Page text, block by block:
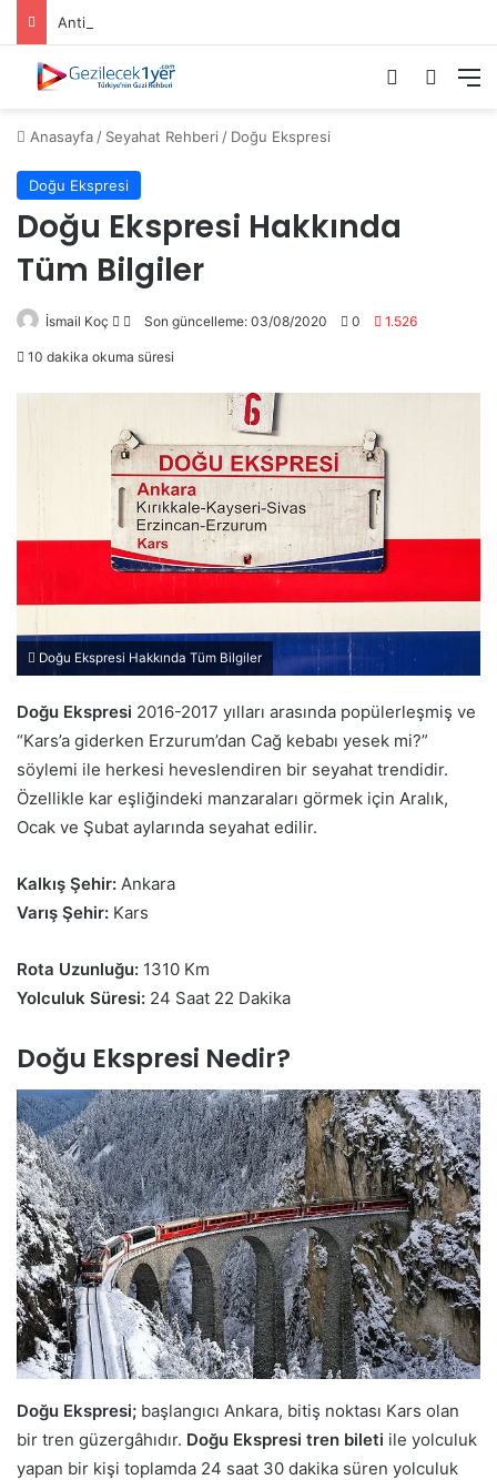
Antik Kentler | Aigai Antik Kenti
Dış
Giriş Yap
Anasayfa / Seyahat Rehberi / Doğu Ekspresi
Doğu Ekspresi
Doğu Ekspresi Hakkında
Tüm Bilgiler
İsmail Koç
Follow
BirSon güncelleme: 03/08/2020 0 1.526
10 dakika okuma süresi
Doğu Ekspresi Hakkında Tüm Bilgiler
Doğu Ekspresi 2016-2017 yılları arasında popülerleşmiş ve
“Kars’a giderken Erzurum’dan Cağ kebabı yesek mi?”
söylemi ile herkesi heveslendiren bir seyahat trendidir.
Özellikle kar eşliğindeki manzaraları görmek için Aralık,
Ocak ve Şubat aylarında seyahat edilir.
Kalkış Şehir: Ankara
Varış Şehir: Kars
Rota Uzunluğu: 1310 Km
Yolculuk Süresi: 24 Saat 22 Dakika
Doğu Ekspresi Nedir?
Doğu Ekspresi; başlangıcı Ankara, bitiş noktası Kars olan
bir tren güzergâhıdır. Doğu Ekspresi tren bileti ile yolculuk
yapan bir kişi toplamda 24 saat 30 dakika süren yolculuk